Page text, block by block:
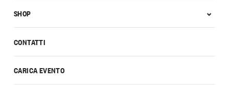
CONTATTI
CARICA EVENTO
SHOP